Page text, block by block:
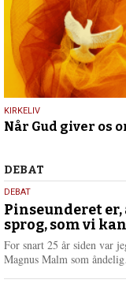
23.
maj
KIRKELIV
Når Gud giver os
Debat
DEBAT
5.
august
2026
DEBAT
Pinseunderet
sprog, som vi
For snart 25 år siden var
Magnus Malm som